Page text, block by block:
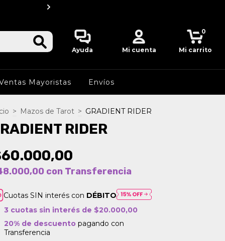
Ayuda Mi cuenta Mi carrito
0
Mayoristas Envíos
> Mazos de Tarot > GRADIENT RIDER
RIDER
con Transferencia
Cuotas SIN interés con DÉBITO
3 cuotas sin interés de $20.000,00
20% de descuentopagando con
Transferencia